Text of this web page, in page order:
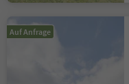
Auf Anfrage